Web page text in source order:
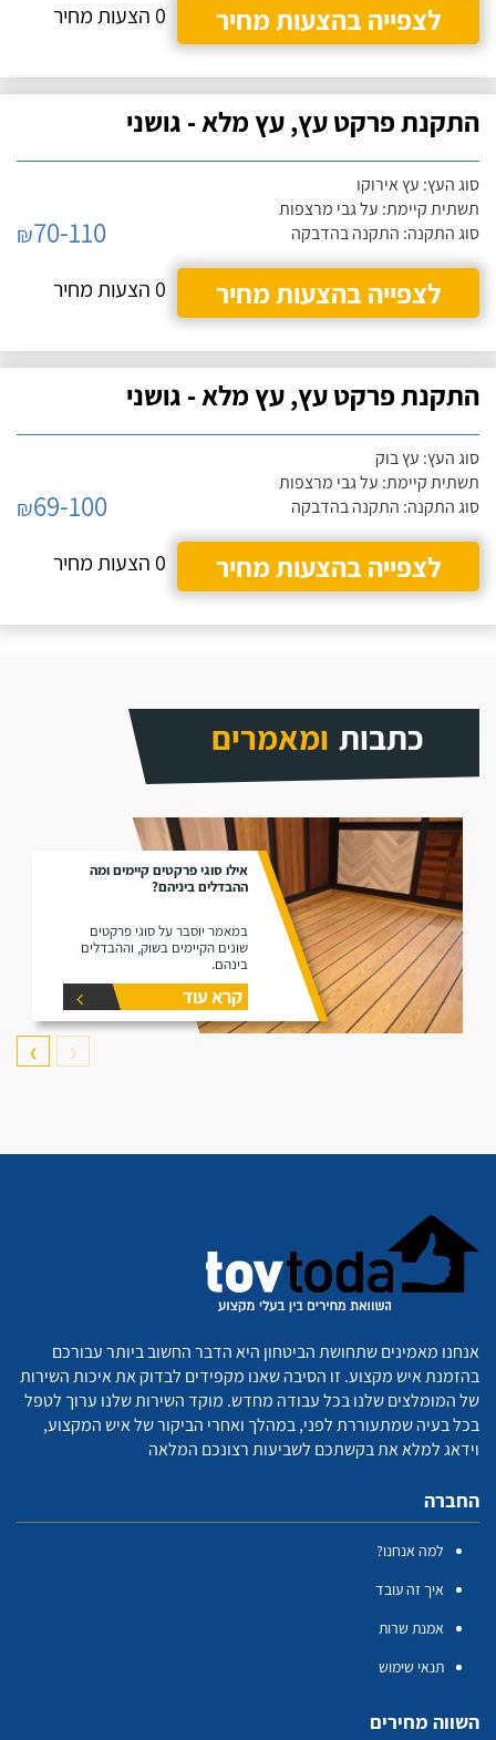
לצפייה בהצעות מחיר
0 הצעות מחיר
התקנת פרקט עץ, עץ מלא - גושני
סוג העץ: עץ אירוקו
תשתית קיימת: על גבי מרצפות
סוג התקנה: התקנה בהדבקה
₪70-110
לצפייה בהצעות מחיר
0 הצעות מחיר
התקנת פרקט עץ, עץ מלא - גושני
סוג העץ: עץ בוק
תשתית קיימת: על גבי מרצפות
סוג התקנה: התקנה בהדבקה
₪69-100
לצפייה בהצעות מחיר
0 הצעות מחיר
כתבות ומאמרים
אילו סוגי פרקטים קיימים ומה
ההבדלים ביניהם?
במאמר יוסבר על סוגי פרקטים
שונים הקיימים בשוק, וההבדלים
בינהם.
קרא עוד
❮
❯
אנחנו מאמינים שתחושת הביטחון היא הדבר החשוב ביותר עבורכם
בהזמנת איש מקצוע. זו הסיבה שאנו מקפידים לבדוק את איכות השירות
של המומלצים שלנו בכל עבודה מחדש. מוקד השירות שלנו ערוך לטפל
בכל בעיה שמתעוררת לפני, במהלך ואחרי הביקור של איש המקצוע,
וידאג למלא את בקשתכם לשביעות רצונכם המלאה
החברה
למה אנחנו?
איך זה עובד
אמנת שרות
תנאי שימוש
השווה מחירים